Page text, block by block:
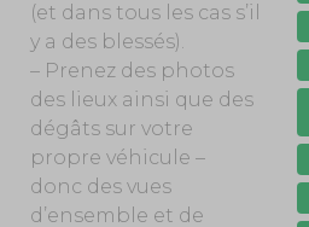
(et dans tous les cas s’il
y a des blessés).
– Prenez des photos
des lieux ainsi que des
dégâts sur votre
propre véhicule –
donc des vues
d’ensemble et de